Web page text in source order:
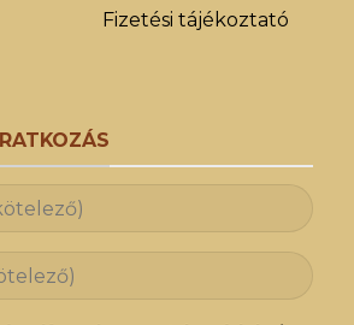
Fizetési tájékoztató